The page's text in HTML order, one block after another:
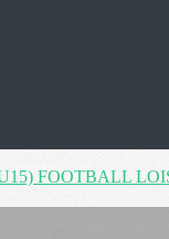
FOOTBALL